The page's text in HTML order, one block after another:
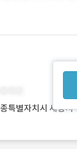
특별자치시 세종시